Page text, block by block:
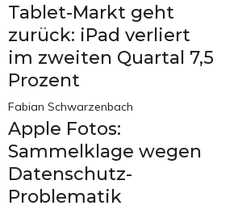
Tablet-Markt geht
zurück: iPad verliert
im zweiten Quartal 7,5
Prozent
Fabian Schwarzenbach
Apple Fotos:
Sammelklage wegen
Datenschutz-
Problematik